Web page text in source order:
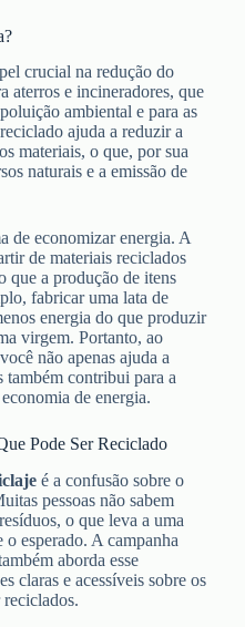
crucial na redução do
aterros e incineradores, que
ambiental e para as
ajuda a reduzir a
materiais, o que, por sua
naturais e a emissão de
de economizar energia. A
de materiais reciclados
que a produção de itens
fabricar uma lata de
energia do que produzir
virgem. Portanto, ao
não apenas ajuda a
também contribui para a
de energia.
Pode Ser Reciclado
é a confusão sobre o
pessoas não sabem
o que leva a uma
esperado. A campanha
aborda esse
claras e acessíveis sobre os